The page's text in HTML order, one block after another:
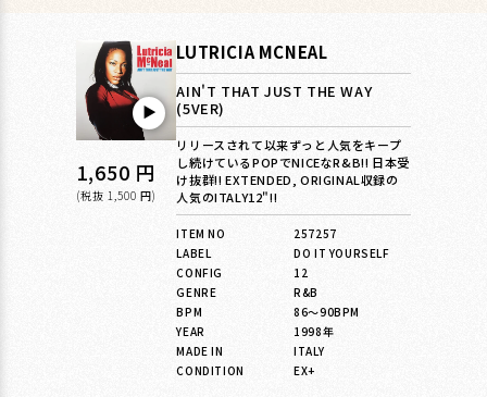
▶︎
通
常
1,650 円
(税抜 1,500 円)
LUTRICIA MCNEAL
AIN'T THAT JUST THE WAY
(5VER)
リリースされて以来ずっと人気をキープ
し続けているPOPでNICEなR&B!! 日本受
け抜群!! EXTENDED, ORIGINAL収録の
人気のITALY12"!!
ITEM NO
257257
LABEL
DO IT YOURSELF
CONFIG
12
GENRE
R&B
BPM
86〜90BPM
YEAR
1998年
MADE IN
ITALY
CONDITION
EX+